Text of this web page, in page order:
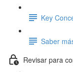
Key
Saber
Revisar para